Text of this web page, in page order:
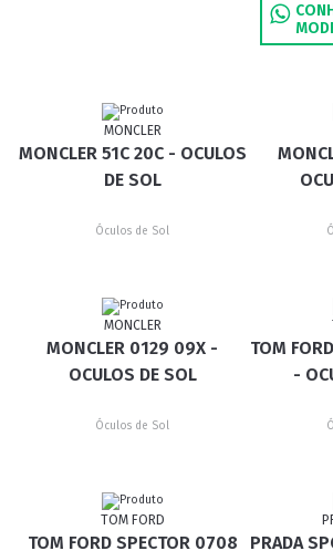
MONCLER
MONCLER 51C 20C - OCULOS
DE SOL
Óculos de Sol
MONCLER
MONCLER 0129 09X -
OCULOS DE SOL
Óculos de Sol
TOM
-
TOM FORD
TOM FORD SPECTOR 0708
PRADA